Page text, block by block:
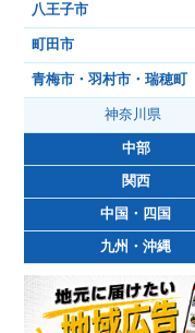
八王子市
町田市
青梅市・羽村市・瑞穂町
神奈川県
中部
関西
中国・四国
九州・沖縄